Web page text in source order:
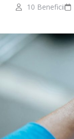
10 Beneficii